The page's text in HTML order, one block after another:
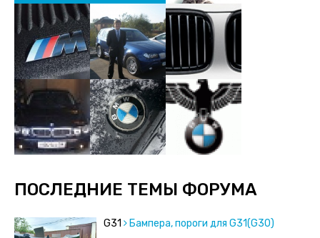
ПОСЛЕДНИЕ ТЕМЫ ФОРУМА
G31 Бампера, пороги для G31(G30)